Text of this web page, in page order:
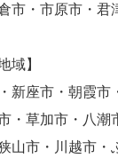
市・市原市・君
域】
新座市・朝霞市
・草加市・八潮
山市・川越市・